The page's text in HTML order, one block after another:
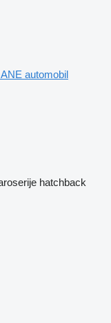
automobil
hatchback